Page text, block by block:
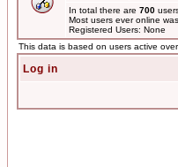
In total there are 700
Most users ever online was
Registered Users: None
This data is based on users active
Log in